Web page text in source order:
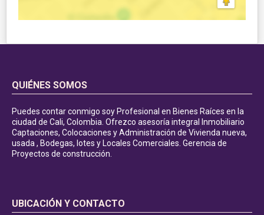
QUIÉNES SOMOS
Puedes contar conmigo soy Profesional en Bienes Raíces en la
ciudad de Cali, Colombia. Ofrezco asesoría integral Inmobiliario
Captaciones, Colocaciones y Administración de Vivienda nueva,
usada , Bodegas, lotes y Locales Comerciales. Gerencia de
Proyectos de construcción.
UBICACIÓN Y CONTACTO